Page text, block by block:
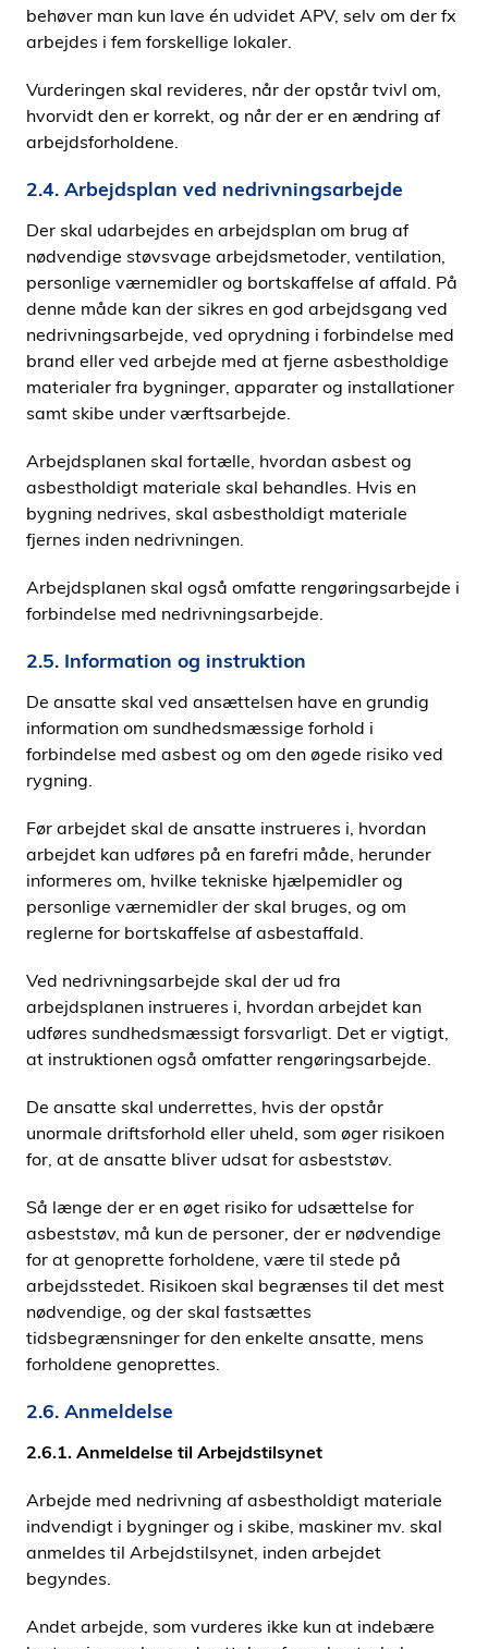
behøver man kun lave én udvidet APV, selv om der fx
arbejdes i fem forskellige lokaler.
Vurderingen skal revideres, når der opstår tvivl om,
hvorvidt den er korrekt, og når der er en ændring af
arbejdsforholdene.
2.4. Arbejdsplan ved nedrivningsarbejde
Der skal udarbejdes en arbejdsplan om brug af
nødvendige støvsvage arbejdsmetoder, ventilation,
personlige værnemidler og bortskaffelse af affald. På
denne måde kan der sikres en god arbejdsgang ved
nedrivningsarbejde, ved oprydning i forbindelse med
brand eller ved arbejde med at fjerne asbestholdige
materialer fra bygninger, apparater og installationer
samt skibe under værftsarbejde.
Arbejdsplanen skal fortælle, hvordan asbest og
asbestholdigt materiale skal behandles. Hvis en
bygning nedrives, skal asbestholdigt materiale
fjernes inden nedrivningen.
Arbejdsplanen skal også omfatte rengøringsarbejde i
forbindelse med nedrivningsarbejde.
2.5. Information og instruktion
De ansatte skal ved ansættelsen have en grundig
information om sundhedsmæssige forhold i
forbindelse med asbest og om den øgede risiko ved
rygning.
Før arbejdet skal de ansatte instrueres i, hvordan
arbejdet kan udføres på en farefri måde, herunder
informeres om, hvilke tekniske hjælpemidler og
personlige værnemidler der skal bruges, og om
reglerne for bortskaffelse af asbestaffald.
Ved nedrivningsarbejde skal der ud fra
arbejdsplanen instrueres i, hvordan arbejdet kan
udføres sundhedsmæssigt forsvarligt. Det er vigtigt,
at instruktionen også omfatter rengøringsarbejde.
De ansatte skal underrettes, hvis der opstår
unormale driftsforhold eller uheld, som øger risikoen
for, at de ansatte bliver udsat for asbeststøv.
Så længe der er en øget risiko for udsættelse for
asbeststøv, må kun de personer, der er nødvendige
for at genoprette forholdene, være til stede på
arbejdsstedet. Risikoen skal begrænses til det mest
nødvendige, og der skal fastsættes
tidsbegrænsninger for den enkelte ansatte, mens
forholdene genoprettes.
2.6. Anmeldelse
2.6.1. Anmeldelse til Arbejdstilsynet
Arbejde med nedrivning af asbestholdigt materiale
indvendigt i bygninger og i skibe, maskiner mv. skal
anmeldes til Arbejdstilsynet, inden arbejdet
begyndes.
Andet arbejde, som vurderes ikke kun at indebære